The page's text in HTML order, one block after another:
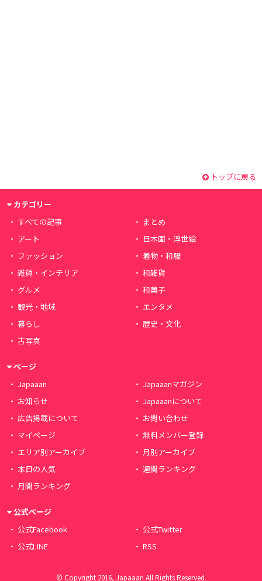
トップに戻る
カテゴリー
すべての記事
まとめ
アート
日本画・浮世絵
ファッション
着物・和服
雑貨・インテリア
和雑貨
グルメ
和菓子
観光・地域
エンタメ
暮らし
歴史・文化
古写真
ページ
Japaaan
Japaaanマガジン
お知らせ
Japaaanについて
広告掲載について
お問い合わせ
マイページ
無料メンバー登録
エリア別アーカイブ
月別アーカイブ
本日の人気
週間ランキング
月間ランキング
公式ページ
公式Facebook
公式Twitter
公式LINE
RSS
© Copyright 2016, Japaaan All Rights Reserved.